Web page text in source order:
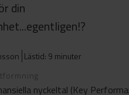
din
Lästid: 9 minuter
nyckeltal (Key